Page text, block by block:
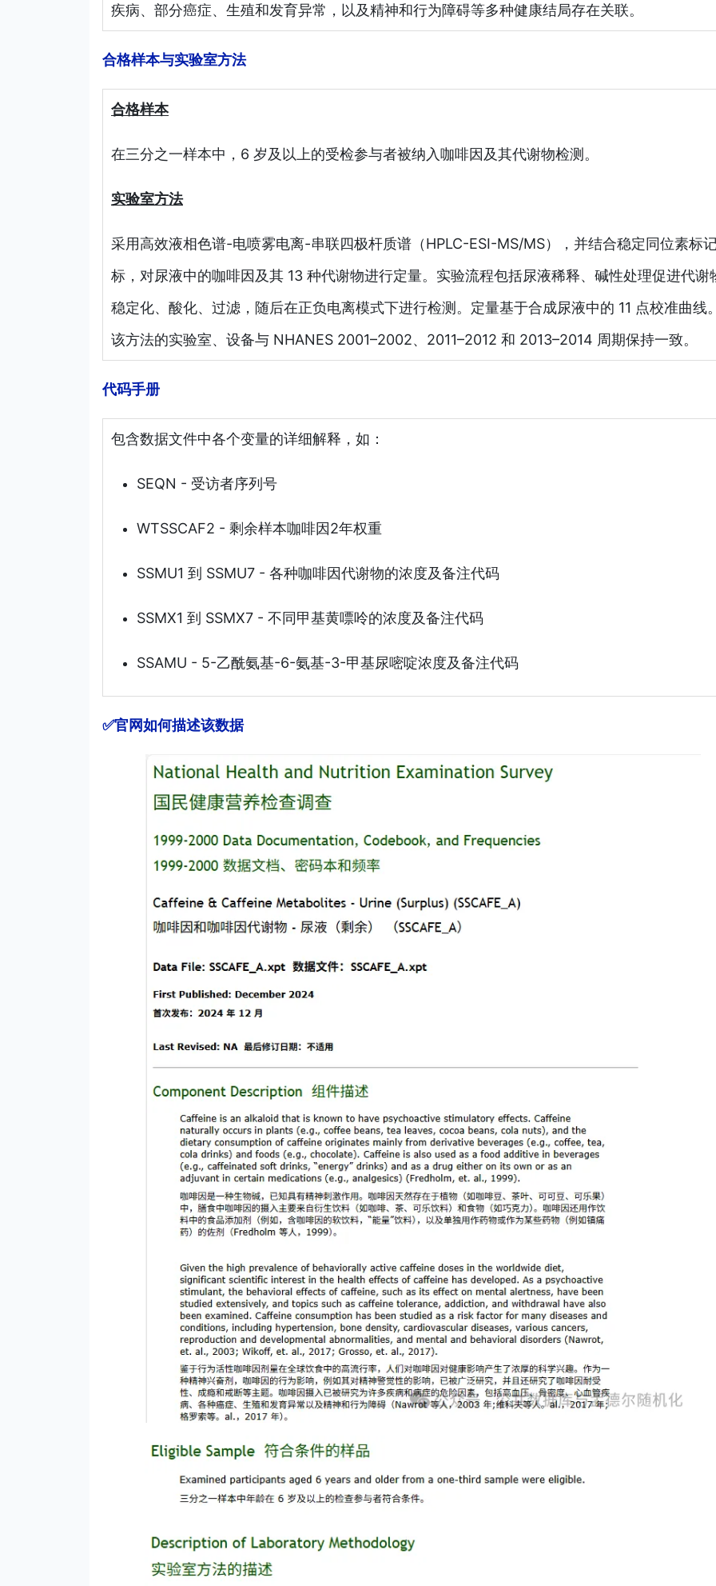
疾病、部分癌症、生殖和发育异常，以及精神和行为障碍等多种健康结局存在关联。
合格样本与实验室方法
合格样本
在三分之一样本中，6 岁及以上的受检参与者被纳入咖啡因及其代谢物检测。
实验室方法
采用高效液相色谱-电喷雾电离-串联四极杆质谱（HPLC-ESI-MS/MS），并结合稳定同位素标
标，对尿液中的咖啡因及其 13 种代谢物进行定量。实验流程包括尿液稀释、碱性处理促进代谢
稳定化、酸化、过滤，随后在正负电离模式下进行检测。定量基于合成尿液中的 11 点校准曲线。
该方法的实验室、设备与 NHANES 2001–2002、2011–2012 和 2013–2014 周期保持一致。
代码手册
包含数据文件中各个变量的详细解释，如：
SEQN - 受访者序列号
WTSSCAF2 - 剩余样本咖啡因2年权重
SSMU1 到 SSMU7 - 各种咖啡因代谢物的浓度及备注代码
SSMX1 到 SSMX7 - 不同甲基黄嘌呤的浓度及备注代码
SSAMU - 5-乙酰氨基-6-氨基-3-甲基尿嘧啶浓度及备注代码
✅官网如何描述该数据